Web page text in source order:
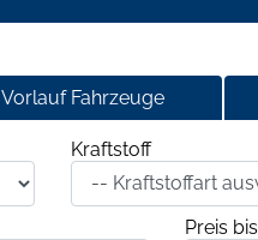
Vorlauf Fahrzeuge
Kraftstoff
Preis bis